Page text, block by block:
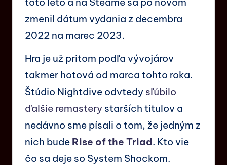
zmenil dátum vydania z decembra
2022 na marec 2023.
Hra je už pritom podľa vývojárov
takmer hotová od marca tohto roka.
Štúdio Nightdive odvtedy sľúbilo
ďalšie remastery starších titulov a
nedávno sme písali o tom, že jedným z
nich bude Rise of the Triad. Kto vie
čo sa deje so System Shockom.